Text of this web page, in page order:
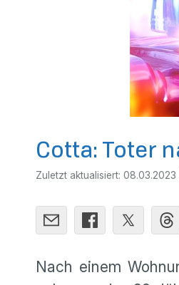
Cotta: Toter
Zuletzt aktualisiert: 08.03.2023
Nach einem